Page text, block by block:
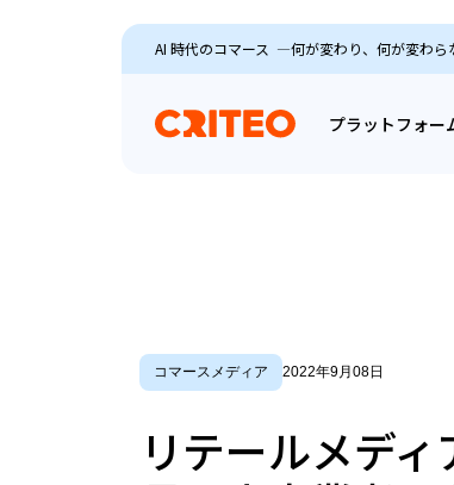
AI 時代のコマース ―何が変わり、何が変わら
プラットフォー
コマースメディア 2022年9月08日
リテールメデ